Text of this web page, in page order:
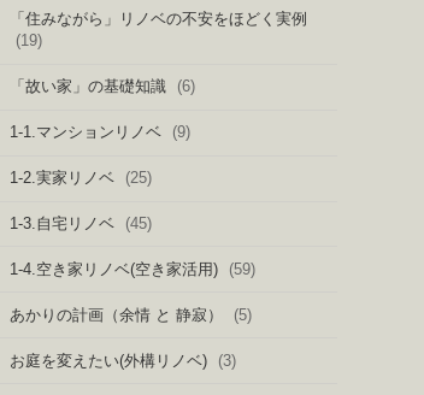
「住みながら」リノベの不安をほどく実例
(19)
「故い家」の基礎知識 (6)
1-1.マンションリノベ (9)
1-2.実家リノベ (25)
1-3.自宅リノベ (45)
1-4.空き家リノベ(空き家活用) (59)
あかりの計画（余情 と 静寂） (5)
お庭を変えたい(外構リノベ) (3)